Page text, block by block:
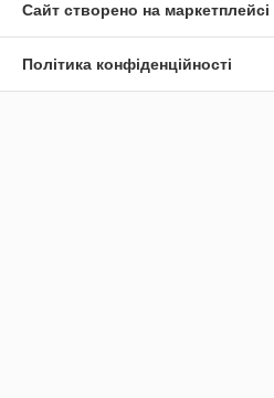
Сайт створено на маркетплейсі
Політика конфіденційності